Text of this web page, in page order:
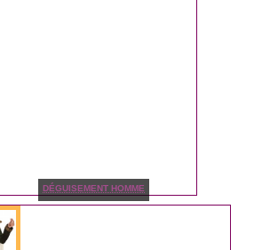
DÉGUISEMENT HOMME